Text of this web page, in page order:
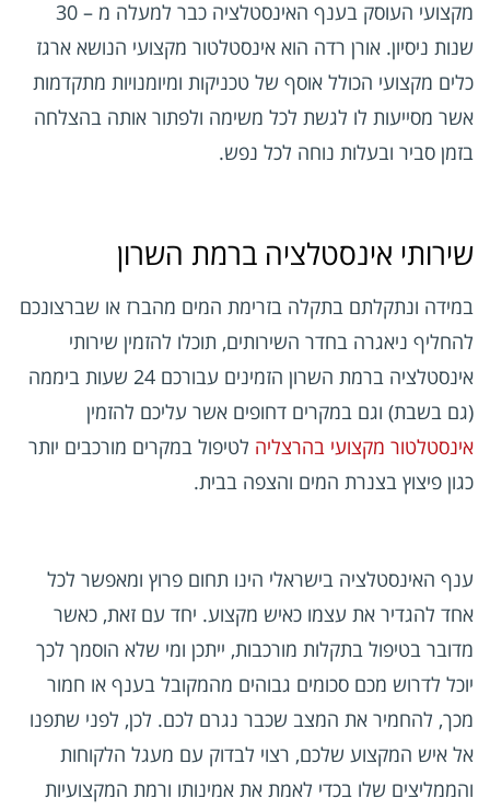
מקצועי העוסק בענף האינסטלציה כבר למעלה מ – 30
שנות ניסיון. אורן רדה הוא אינסטלטור מקצועי הנושא ארגז
כלים מקצועי הכולל אוסף של טכניקות ומיומנויות מתקדמות
אשר מסייעות לו לגשת לכל משימה ולפתור אותה בהצלחה
בזמן סביר ובעלות נוחה לכל נפש.
שירותי אינסטלציה ברמת השרון
במידה ונתקלתם בתקלה בזרימת המים מהברז או שברצונכם
להחליף ניאגרה בחדר השירותים, תוכלו להזמין שירותי
אינסטלציה ברמת השרון הזמינים עבורכם 24 שעות ביממה
(גם בשבת) וגם במקרים דחופים אשר עליכם להזמין
אינסטלטור מקצועי בהרצליה לטיפול במקרים מורכבים יותר
כגון פיצוץ בצנרת המים והצפה בבית.
ענף האינסטלציה בישראלי הינו תחום פרוץ ומאפשר לכל
אחד להגדיר את עצמו כאיש מקצוע. יחד עם זאת, כאשר
מדובר בטיפול בתקלות מורכבות, ייתכן ומי שלא הוסמך לכך
יוכל לדרוש מכם סכומים גבוהים מהמקובל בענף או חמור
מכך, להחמיר את המצב שכבר נגרם לכם. לכן, לפני שתפנו
אל איש המקצוע שלכם, רצוי לבדוק עם מעגל הלקוחות
והממליצים שלו בכדי לאמת את אמינותו ורמת המקצועיות